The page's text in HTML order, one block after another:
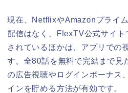
現在、NetflixやAmazonプライ
配信はなく、FlexTV公式サイト
されているほかは、アプリでの
す。全80話を無料で完結まで見
の広告視聴やログインボーナス
インを貯める方法が有効です。